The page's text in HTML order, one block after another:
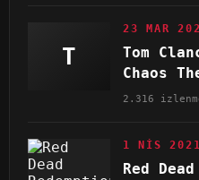
T
23 MAR
Tom
Chaos
2.316
1 NIS 2021
Red